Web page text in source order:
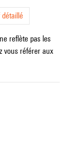
reflète pas les
vous référer aux